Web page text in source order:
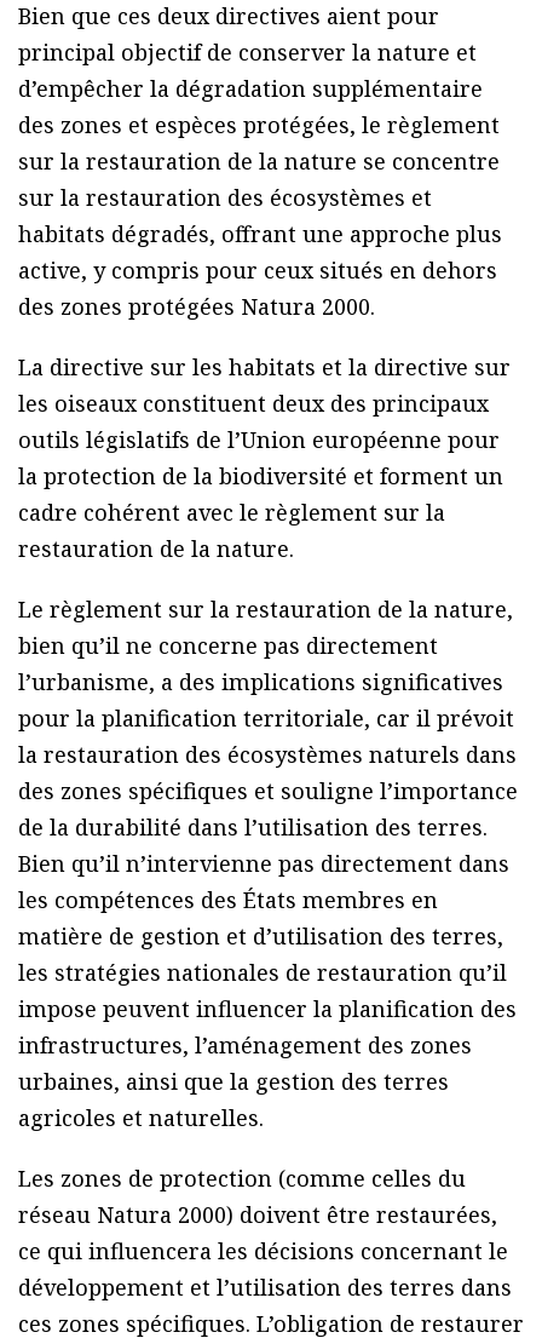
Bien que ces deux directives aient pour
principal objectif de conserver la nature et
d’empêcher la dégradation supplémentaire
des zones et espèces protégées, le règlement
sur la restauration de la nature se concentre
sur la restauration des écosystèmes et
habitats dégradés, offrant une approche plus
active, y compris pour ceux situés en dehors
des zones protégées Natura 2000.
La directive sur les habitats et la directive sur
les oiseaux constituent deux des principaux
outils législatifs de l’Union européenne pour
la protection de la biodiversité et forment un
cadre cohérent avec le règlement sur la
restauration de la nature.
Le règlement sur la restauration de la nature,
bien qu’il ne concerne pas directement
l’urbanisme, a des implications significatives
pour la planification territoriale, car il prévoit
la restauration des écosystèmes naturels dans
des zones spécifiques et souligne l’importance
de la durabilité dans l’utilisation des terres.
Bien qu’il n’intervienne pas directement dans
les compétences des États membres en
matière de gestion et d’utilisation des terres,
les stratégies nationales de restauration qu’il
impose peuvent influencer la planification des
infrastructures, l’aménagement des zones
urbaines, ainsi que la gestion des terres
agricoles et naturelles.
Les zones de protection (comme celles du
réseau Natura 2000) doivent être restaurées,
ce qui influencera les décisions concernant le
développement et l’utilisation des terres dans
ces zones spécifiques. L’obligation de restaurer